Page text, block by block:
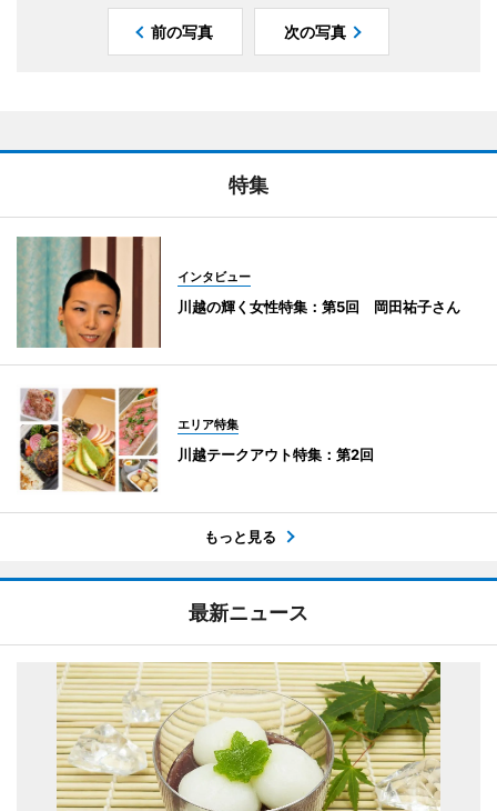
前の写真 次の写真
特集
インタビュー
川越の輝く女性特集：第5回 岡田祐子さん
エリア特集
川越テークアウト特集：第2回
もっと見る
最新ニュース